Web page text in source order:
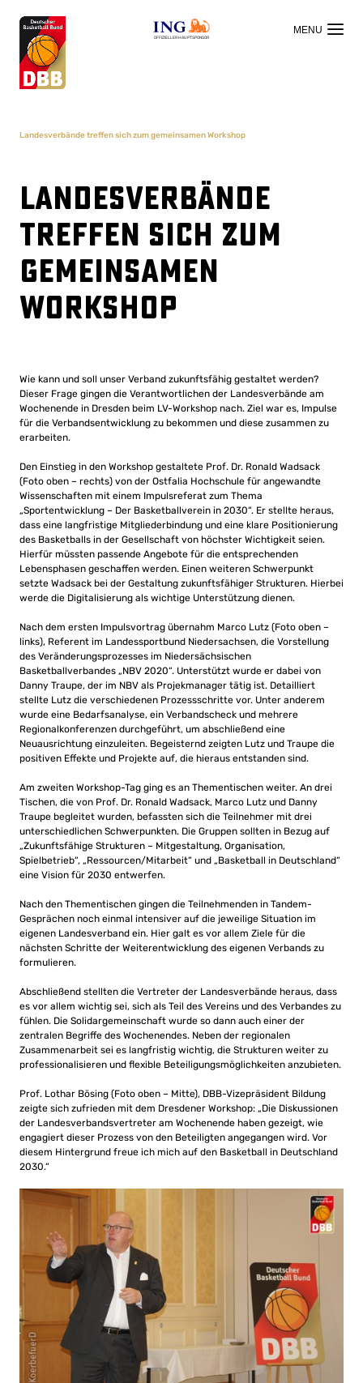
OFFIZIELLER HAUPTSPONSOR
Landesverbände treffen sich zum gemeinsamen Workshop
Landesverbände
treffen sich zum
gemeinsamen
Workshop
Wie kann und soll unser Verband zukunftsfähig gestaltet werden?
Dieser Frage gingen die Verantwortlichen der Landesverbände am
Wochenende in Dresden beim LV-Workshop nach. Ziel war es, Impulse
für die Verbandsentwicklung zu bekommen und diese zusammen zu
erarbeiten.
Den Einstieg in den Workshop gestaltete Prof. Dr. Ronald Wadsack
(Foto oben – rechts) von der Ostfalia Hochschule für angewandte
Wissenschaften mit einem Impulsreferat zum Thema
„Sportentwicklung – Der Basketballverein in 2030“. Er stellte heraus,
dass eine langfristige Mitgliederbindung und eine klare Positionierung
des Basketballs in der Gesellschaft von höchster Wichtigkeit seien.
Hierfür müssten passende Angebote für die entsprechenden
Lebensphasen geschaffen werden. Einen weiteren Schwerpunkt
setzte Wadsack bei der Gestaltung zukunftsfähiger Strukturen. Hierbei
werde die Digitalisierung als wichtige Unterstützung dienen.
Nach dem ersten Impulsvortrag übernahm Marco Lutz (Foto oben –
links), Referent im Landessportbund Niedersachsen, die Vorstellung
des Veränderungsprozesses im Niedersächsischen
Basketballverbandes „NBV 2020“. Unterstützt wurde er dabei von
Danny Traupe, der im NBV als Projekmanager tätig ist. Detailliert
stellte Lutz die verschiedenen Prozessschritte vor. Unter anderem
wurde eine Bedarfsanalyse, ein Verbandscheck und mehrere
Regionalkonferenzen durchgeführt, um abschließend eine
Neuausrichtung einzuleiten. Begeisternd zeigten Lutz und Traupe die
positiven Effekte und Projekte auf, die hieraus entstanden sind.
Am zweiten Workshop-Tag ging es an Thementischen weiter. An drei
Tischen, die von Prof. Dr. Ronald Wadsack, Marco Lutz und Danny
Traupe begleitet wurden, befassten sich die Teilnehmer mit drei
unterschiedlichen Schwerpunkten. Die Gruppen sollten in Bezug auf
„Zukunftsfähige Strukturen – Mitgestaltung, Organisation,
Spielbetrieb“, „Ressourcen/Mitarbeit“ und „Basketball in Deutschland“
eine Vision für 2030 entwerfen.
Nach den Thementischen gingen die Teilnehmenden in Tandem-
Gesprächen noch einmal intensiver auf die jeweilige Situation im
eigenen Landesverband ein. Hier galt es vor allem Ziele für die
nächsten Schritte der Weiterentwicklung des eigenen Verbands zu
formulieren.
Abschließend stellten die Vertreter der Landesverbände heraus, dass
es vor allem wichtig sei, sich als Teil des Vereins und des Verbandes zu
fühlen. Die Solidargemeinschaft wurde so dann auch einer der
zentralen Begriffe des Wochenendes. Neben der regionalen
Zusammenarbeit sei es langfristig wichtig, die Strukturen weiter zu
professionalisieren und flexible Beteiligungsmöglichkeiten anzubieten.
Prof. Lothar Bösing (Foto oben – Mitte), DBB-Vizepräsident Bildung
zeigte sich zufrieden mit dem Dresdener Workshop: „Die Diskussionen
der Landesverbandsvertreter am Wochenende haben gezeigt, wie
engagiert dieser Prozess von den Beteiligten angegangen wird. Vor
diesem Hintergrund freue ich mich auf den Basketball in Deutschland
2030.“